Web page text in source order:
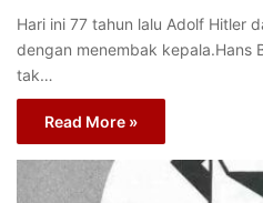
Hari ini 77 tahun lalu Adolf Hitler
dengan menembak kepala.Hans
tak…
Read More »